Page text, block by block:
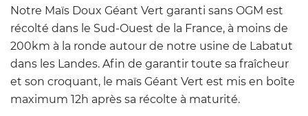
Notre Maïs Doux Géant Vert garanti sans OGM est
récolté dans le Sud-Ouest de la France, à moins de
200km à la ronde autour de notre usine de Labatut
dans les Landes. Afin de garantir toute sa fraîcheur
et son croquant, le maïs Géant Vert est mis en boîte
maximum 12h après sa récolte à maturité.